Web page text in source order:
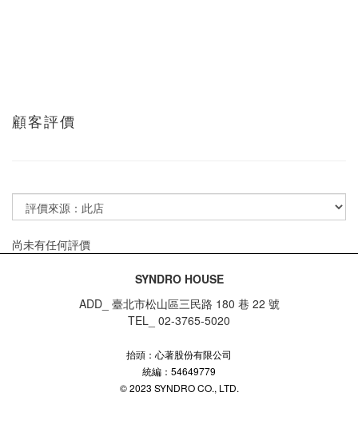
顧客評價
尚未有任何評價
SYNDRO HOUSE
ADD_ 臺北市松山區三民路 180 巷 22 號
TEL_ 02-3765-5020
抬頭：心著股份有限公司
統編：54649779
© 2023 SYNDRO CO., LTD.